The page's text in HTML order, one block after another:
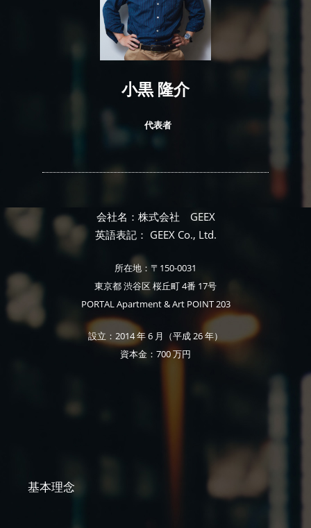
小黒 隆介
代表者
会社名：株式会社 GEEX
英語表記： GEEX Co., Ltd.
所在地：〒150-0031
東京都 渋谷区 桜丘町 4番 17号
PORTAL Apartment & Art POINT 203
設立：2014 年 6 月（平成 26 年）
資本金：700 万円
基本理念